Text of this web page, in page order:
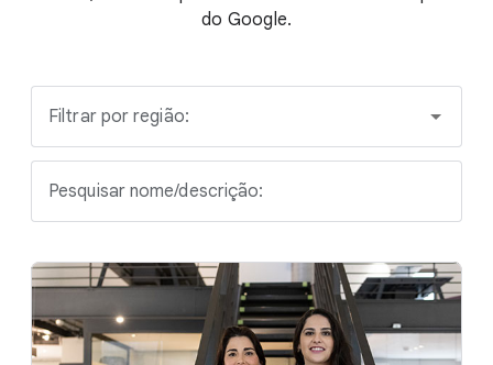
do Google.
Filtrar por região:
Pesquisar nome/descrição: